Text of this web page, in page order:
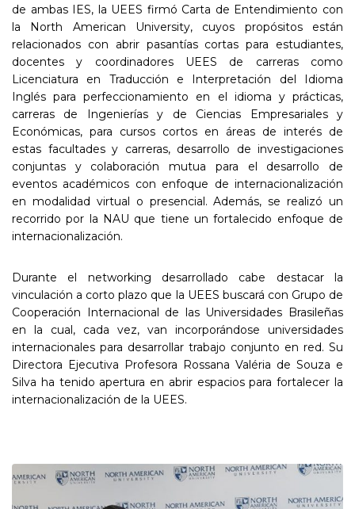
de ambas IES, la UEES firmó Carta de Entendimiento con
la North American University, cuyos propósitos están
relacionados con abrir pasantías cortas para estudiantes,
docentes y coordinadores UEES de carreras como
Licenciatura en Traducción e Interpretación del Idioma
Inglés para perfeccionamiento en el idioma y prácticas,
carreras de Ingenierías y de Ciencias Empresariales y
Económicas, para cursos cortos en áreas de interés de
estas facultades y carreras, desarrollo de investigaciones
conjuntas y colaboración mutua para el desarrollo de
eventos académicos con enfoque de internacionalización
en modalidad virtual o presencial. Además, se realizó un
recorrido por la NAU que tiene un fortalecido enfoque de
internacionalización.
Durante el networking desarrollado cabe destacar la
vinculación a corto plazo que la UEES buscará con Grupo de
Cooperación Internacional de las Universidades Brasileñas
en la cual, cada vez, van incorporándose universidades
internacionales para desarrollar trabajo conjunto en red. Su
Directora Ejecutiva Profesora Rossana Valéria de Souza e
Silva ha tenido apertura en abrir espacios para fortalecer la
internacionalización de la UEES.